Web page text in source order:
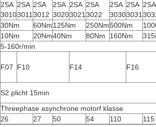
2SA
3010
2SA
3011
2SA
3012
2SA
3020
2SA
3021
2SA
3022
2SA
3030
2SA
3031
2SA
30Nm 60Nm125Nm 250Nm500Nm
10Nm 20Nm40Nm 80Nm 160Nm
5-160r/min
F07 F10 F14 F16
S2 plicht 15min
Threephase asynchrone motorf klasse
26 27 50 54 110 115